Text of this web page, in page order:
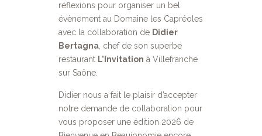
réflexions pour organiser un bel
évènement au Domaine les Capréoles
avec la collaboration de Didier
Bertagna , chef de son superbe
restaurant L’Invitation à Villefranche
sur Saône.
Didier nous a fait le plaisir d’accepter
notre demande de collaboration pour
vous proposer une édition 2026 de